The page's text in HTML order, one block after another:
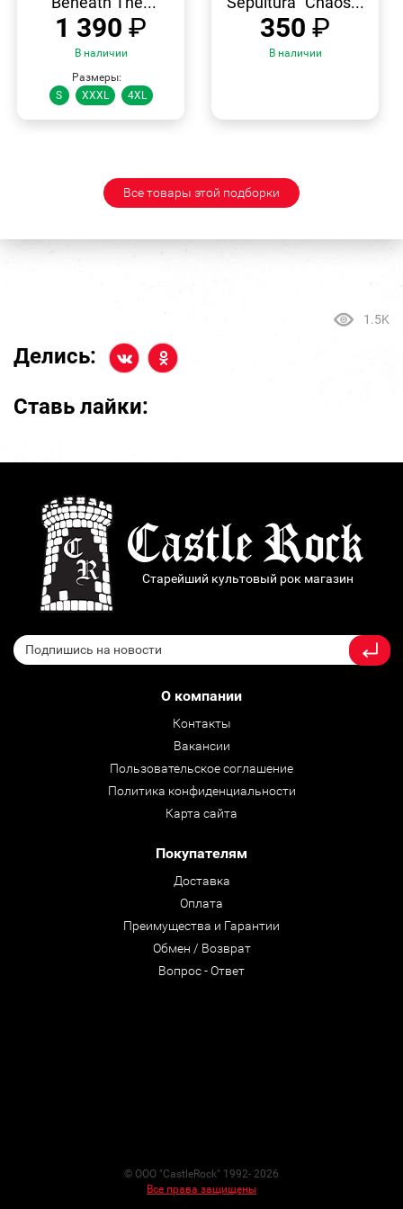
1 390 ₽
В наличии
Размеры:
S
XXXL 4XL
350 ₽
В наличии
Все товары этой подборки
1.5K
Делись:
Ставь лайки:
Старейший культовый рок магазин
О компании
Контакты
Вакансии
Пользовательское соглашение
Политика конфиденциальности
Карта сайта
Покупателям
Доставка
Оплата
Преимущества и Гарантии
Обмен / Возврат
Вопрос - Ответ
© ООО "CastleRock" 1992- 2026
Все права защищены